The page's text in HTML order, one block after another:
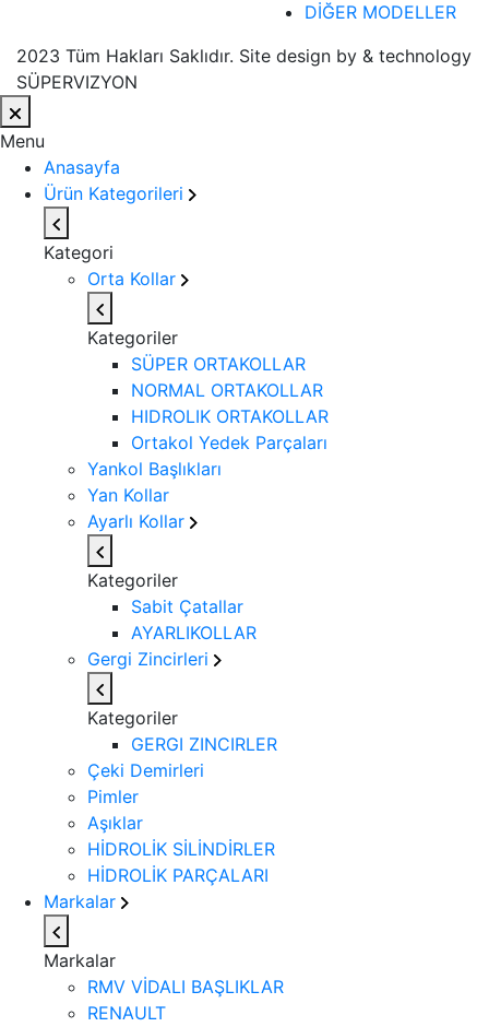
DİĞER MODELLER
2023 Tüm Hakları Saklıdır. Site design by & technology
SÜPERVIZYON
Menu
Anasayfa
Ürün Kategorileri
Kategori
Orta Kollar
Kategoriler
SÜPER ORTAKOLLAR
NORMAL ORTAKOLLAR
HIDROLIK ORTAKOLLAR
Ortakol Yedek Parçaları
Yankol Başlıkları
Yan Kollar
Ayarlı Kollar
Kategoriler
Sabit Çatallar
AYARLIKOLLAR
Gergi Zincirleri
Kategoriler
GERGI ZINCIRLER
Çeki Demirleri
Pimler
Aşıklar
HİDROLİK SİLİNDİRLER
HİDROLİK PARÇALARI
Markalar
Markalar
RMV VİDALI BAŞLIKLAR
RENAULT